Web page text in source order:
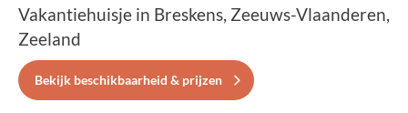
Vakantiehuisje in Breskens, Zeeuws-Vlaanderen,
Zeeland
Bekijk beschikbaarheid & prijzen